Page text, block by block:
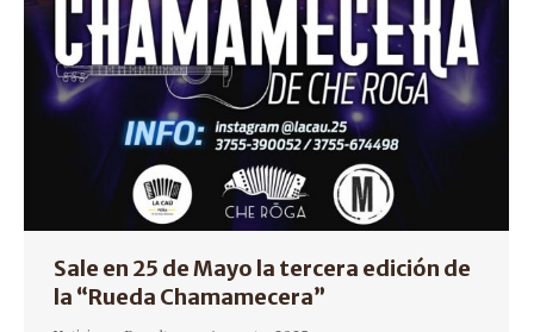
Sale en 25 de Mayo la tercera edición de
la “Rueda Chamamecera”